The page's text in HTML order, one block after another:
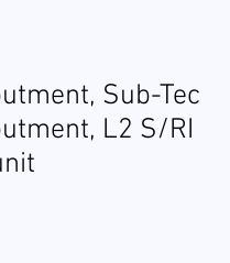
Sub-Tec
L2 S/RI